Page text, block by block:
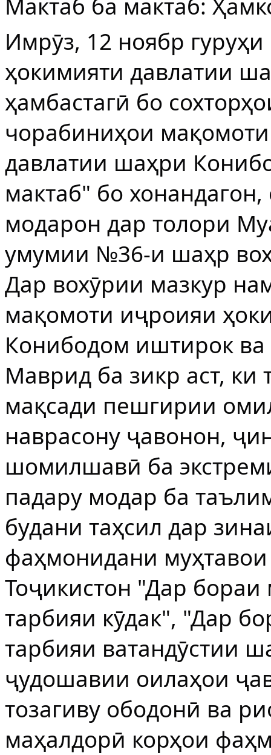
Мактаб ба мактаб:
Имрӯз, 12 ноябр
ҳокимияти давлатии
ҳамбастагӣ бо
чорабиниҳои
давлатии шаҳри
мактаб" бо
модарон дар толори
умумии №36-и шаҳр
Дар вохӯрии мазкур
мақомоти иҷроияи
Конибодом иштирок ва
Маврид ба зикр аст,
мақсади пешгирии
наврасону ҷавонон,
шомилшавӣ ба
падару модар ба
будани таҳсил дар
фаҳмонидани
Тоҷикистон "Дар
тарбияи кӯдак", "Дар
тарбияи ватандӯстии
ҷудошавии оилаҳои
тозагиву ободонӣ ва
маҳалдорӣ корҳои